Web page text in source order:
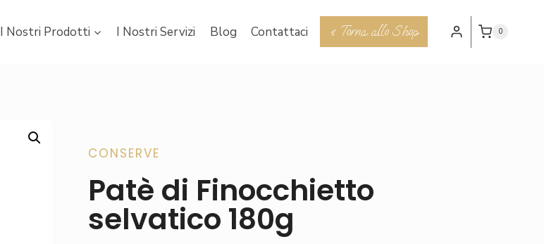
I Nostri Prodotti I Nostri Servizi Blog Contattaci « Torna allo Shop 0
CONSERVE
Patè di Finocchietto
selvatico 180g